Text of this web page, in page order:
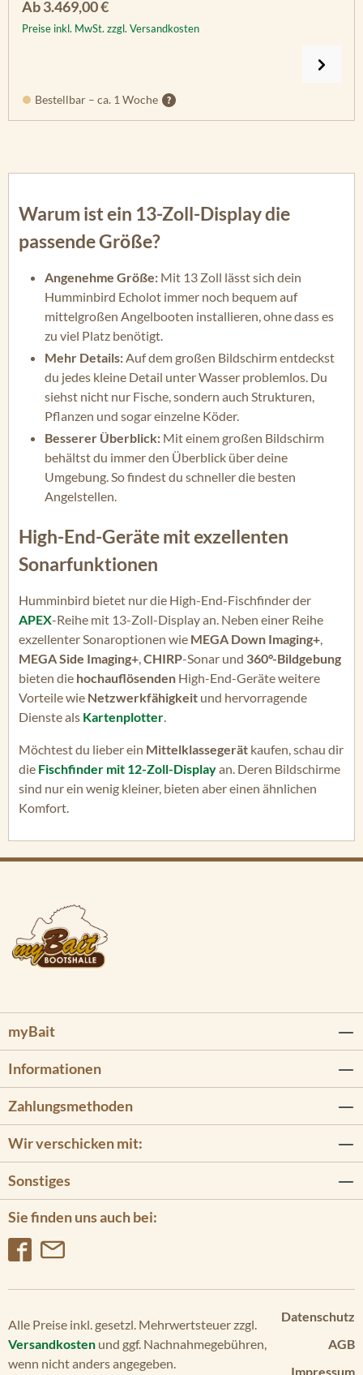
Regulärer Preis:
Ab3.469,00 €
Preise inkl. MwSt. zzgl. Versandkosten
Bestellbar – ca. 1 Woche
Warum ist ein 13-Zoll-Display die
passende Größe?
Angenehme Größe: Mit 13 Zoll lässt sich dein
Humminbird Echolot immer noch bequem auf
mittelgroßen Angelbooten installieren, ohne dass es
zu viel Platz benötigt.
Mehr Details:Auf dem großen Bildschirm entdeckst
du jedes kleine Detail unter Wasser problemlos. Du
siehst nicht nur Fische, sondern auch Strukturen,
Pflanzen und sogar einzelne Köder.
Besserer Überblick: Mit einem großen Bildschirm
behältst du immer den Überblick über deine
Umgebung. So findest du schneller die besten
Angelstellen.
High-End-Geräte mit exzellenten
Sonarfunktionen
Humminbird bietet nur die High-End-Fischfinder der
APEX-Reihe mit 13-Zoll-Display an. Neben einer Reihe
exzellenter Sonaroptionen wie MEGA Down Imaging+,
MEGA Side Imaging+,CHIRP-Sonar und 360°-Bildgebung
bieten die hochauflösenden High-End-Geräte weitere
Vorteile wie Netzwerkfähigkeit und hervorragende
Dienste als Kartenplotter.
Möchtest du lieber ein Mittelklassegerät kaufen, schau dir
die Fischfinder mit 12-Zoll-Displayan. Deren Bildschirme
sind nur ein wenig kleiner, bieten aber einen ähnlichen
Komfort.
myBait
Informationen
Sie finden uns auch bei:
Zahlungsmethoden
Wir verschicken mit:
Sonstiges
Datenschutz
AGB
Impressum
Alle Preise inkl. gesetzl. Mehrwertsteuer zzgl.
Versandkosten und ggf. Nachnahmegebühren,
wenn nicht anders angegeben.